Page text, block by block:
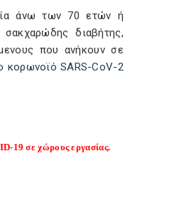
άνω των 70 ετών ή
διαβήτης,
που ανήκουν σε
κορωνοϊό SARS-CoV-2
19 σε χώρους εργασίας.